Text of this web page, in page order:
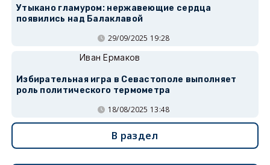
Утыкано гламуром: нержавеющие сердца
появились над Балаклавой
29/09/2025 19:28
Иван Ермаков
Избирательная игра в Севастополе выполняет
роль политического термометра
18/08/2025 13:48
В раздел